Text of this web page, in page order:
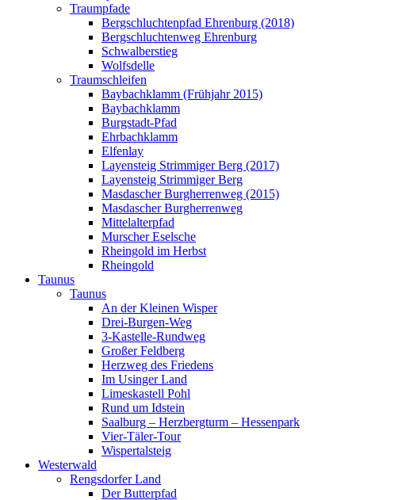
Traumpfade
Bergschluchtenpfad Ehrenburg (2018)
Bergschluchtenweg Ehrenburg
Schwalberstieg
Wolfsdelle
Traumschleifen
Baybachklamm (Frühjahr 2015)
Baybachklamm
Burgstadt-Pfad
Ehrbachklamm
Elfenlay
Layensteig Strimmiger Berg (2017)
Layensteig Strimmiger Berg
Masdascher Burgherrenweg (2015)
Masdascher Burgherrenweg
Mittelalterpfad
Murscher Eselsche
Rheingold im Herbst
Rheingold
Taunus
Taunus
An der Kleinen Wisper
Drei-Burgen-Weg
3-Kastelle-Rundweg
Großer Feldberg
Herzweg des Friedens
Im Usinger Land
Limeskastell Pohl
Rund um Idstein
Saalburg – Herzbergturm – Hessenpark
Vier-Täler-Tour
Wispertalsteig
Westerwald
Rengsdorfer Land
Der Butterpfad